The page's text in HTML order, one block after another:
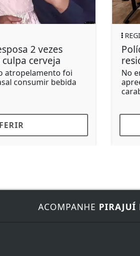
Polícia Civil localiza
residência e
No endereço alvo das
apreenderam pistolas,
ACOMPANHE PIRAJUÍ